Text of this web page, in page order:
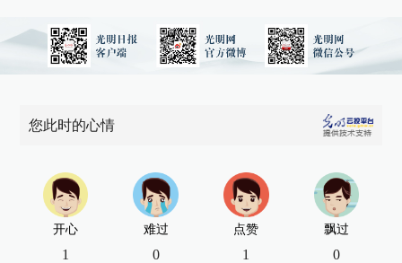
您此时的心情
开心
1
难过
0
点赞
1
飘过
0